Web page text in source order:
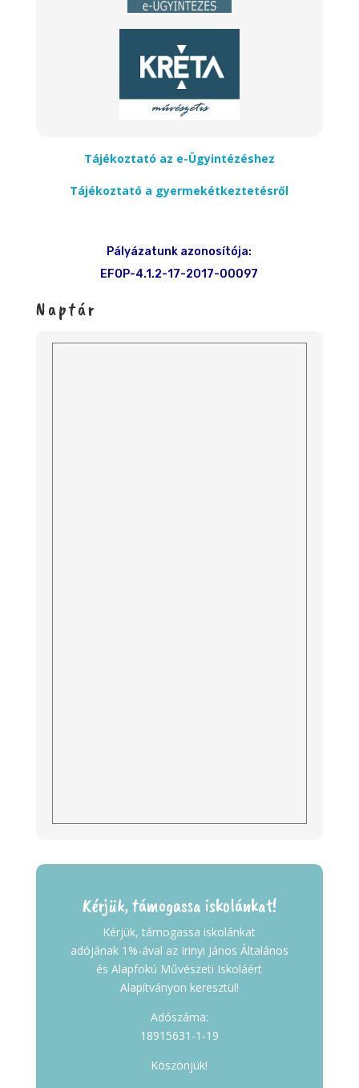
Tájékoztató az e-Ügyintézéshez
Tájékoztató a gyermekétkeztetésről
Pályázatunk azonosítója:
EFOP-4.1.2-17-2017-00097
Naptár
Kérjük, támogassa iskolánkat!
Kérjük, támogassa iskolánkat
adójának 1%-ával az Irinyi János Általános
és Alapfokú Művészeti Iskoláért
Alapítványon keresztül!
Adószáma:
18915631-1-19
Köszönjük!